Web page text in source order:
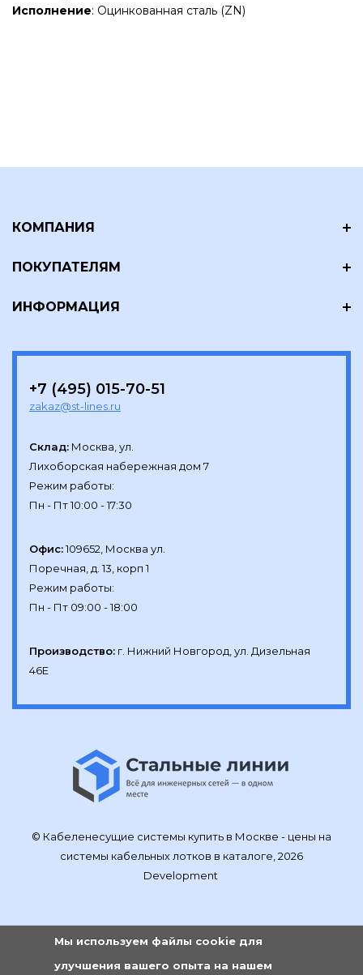
Исполнение: Оцинкованная сталь (ZN)
КОМПАНИЯ
ПОКУПАТЕЛЯМ
ИНФОРМАЦИЯ
+7 (495) 015-70-51
zakaz@st-lines.ru
Склад: Москва, ул.
Лихоборская набережная дом 7
Режим работы:
Офис:109652, Москва ул.
Поречная, д. 13, корп 1
Режим работы:
Производство: г. Нижний Новгород, ул. Дизельная
46Е
© Кабеленесущие системы купить в Москве - цены на
системы кабельных лотков в каталоге, 2026
Development
Мы используем файлы cookie для
улучшения вашего опыта на нашем